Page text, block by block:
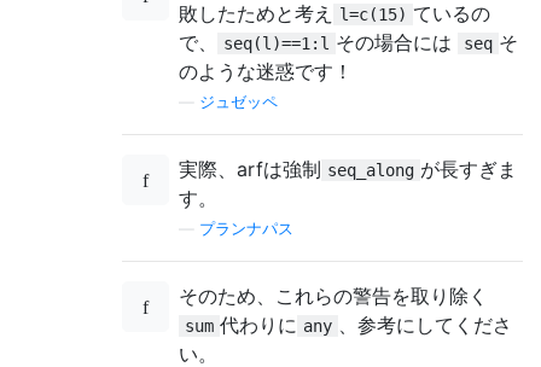
敗したためと考え
l=c(15) ているの
で、
seq(l)==1:l その場合には seq そ
のような迷惑です！
ジュゼッペ
実際、arfは強制 seq_along が長すぎま
す。
プランナパス
そのため、これらの警告を取り除く
sum 代わりに any 、参考にしてくださ
い。